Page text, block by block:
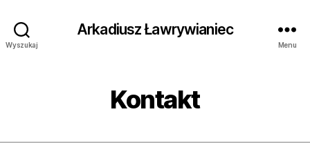
Wyszukaj
Arkadiusz Ławrywianiec
Menu
Kontakt